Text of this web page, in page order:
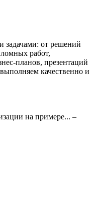
от решений
работ,
планов, презентаций
качественно и
на примере... –